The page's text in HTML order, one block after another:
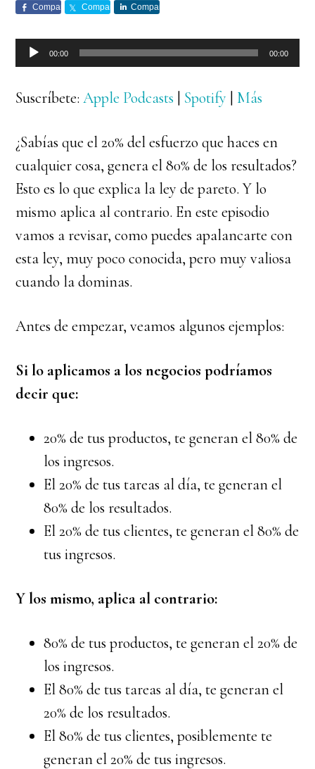
Comparte Comparte Comparte
Reproductor
de
audio
00:00 00:00
Suscríbete:Apple Podcasts | Spotify | Más
¿Sabías que el 20% del esfuerzo que haces en
cualquier cosa, genera el 80% de los resultados?
Esto es lo que explica la ley de pareto. Y lo
mismo aplica al contrario. En este episodio
vamos a revisar, como puedes apalancarte con
esta ley, muy poco conocida, pero muy valiosa
cuando la dominas.
Antes de empezar, veamos algunos ejemplos:
Si lo aplicamos a los negocios podríamos
decir que:
20% de tus productos, te generan el 80% de
los ingresos.
El 20% de tus tareas al día, te generan el
80% de los resultados.
El 20% de tus clientes, te generan el 80% de
tus ingresos.
Y los mismo, aplica al contrario:
80% de tus productos, te generan el 20% de
los ingresos.
El 80% de tus tareas al día, te generan el
20% de los resultados.
El 80% de tus clientes, posiblemente te
generan el 20% de tus ingresos.